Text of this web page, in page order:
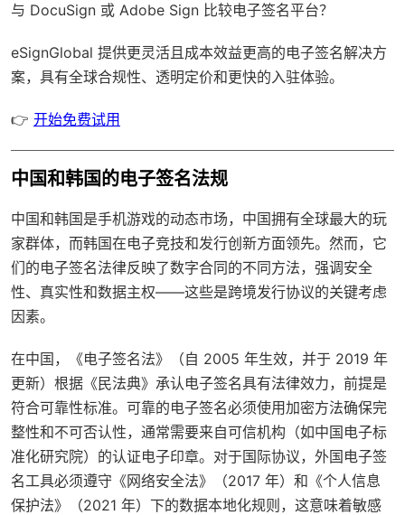
与 DocuSign 或 Adobe Sign 比较电子签名平台？
eSignGlobal 提供更灵活且成本效益更高的电子签名解决方
案，具有全球合规性、透明定价和更快的入驻体验。
👉 开始免费试用
中国和韩国的电子签名法规
中国和韩国是手机游戏的动态市场，中国拥有全球最大的玩
家群体，而韩国在电子竞技和发行创新方面领先。然而，它
们的电子签名法律反映了数字合同的不同方法，强调安全
性、真实性和数据主权——这些是跨境发行协议的关键考虑
因素。
在中国，《电子签名法》（自 2005 年生效，并于 2019 年
更新）根据《民法典》承认电子签名具有法律效力，前提是
符合可靠性标准。可靠的电子签名必须使用加密方法确保完
整性和不可否认性，通常需要来自可信机构（如中国电子标
准化研究院）的认证电子印章。对于国际协议，外国电子签
名工具必须遵守《网络安全法》（2017 年）和《个人信息
保护法》（2021 年）下的数据本地化规则，这意味着敏感